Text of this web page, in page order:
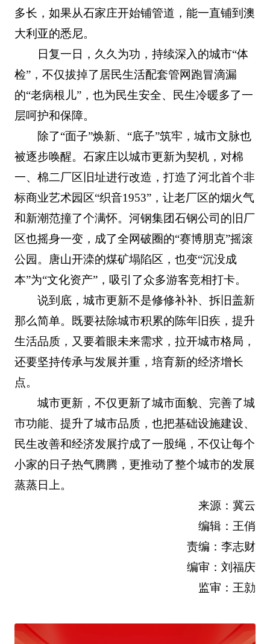
多长，如果从石家庄开始铺管道，能一直铺到澳
大利亚的悉尼。
日复一日，久久为功，持续深入的城市“体
检”，不仅拔掉了居民生活配套管网跑冒滴漏
的“老病根儿”，也为民生安全、民生冷暖多了一
层呵护和保障。
除了“面子”焕新、“底子”筑牢，城市文脉也
被逐步唤醒。石家庄以城市更新为契机，对棉
一、棉二厂区旧址进行改造，打造了河北首个非
标商业艺术园区“织音1953”，让老厂区的烟火气
和新潮范撞了个满怀。河钢集团石钢公司的旧厂
区也摇身一变，成了全网破圈的“赛博朋克”摇滚
公园。唐山开滦的煤矿塌陷区，也变“沉没成
本”为“文化资产”，吸引了众多游客竞相打卡。
说到底，城市更新不是修修补补、拆旧盖新
那么简单。既要祛除城市积累的陈年旧疾，提升
生活品质，又要着眼未来需求，拉开城市格局，
还要坚持传承与发展并重，培育新的经济增长
点。
城市更新，不仅更新了城市面貌、完善了城
市功能、提升了城市品质，也把基础设施建设、
民生改善和经济发展拧成了一股绳，不仅让每个
小家的日子热气腾腾，更推动了整个城市的发展
蒸蒸日上。
来源：冀云
编辑：王俏
责编：李志财
编审：刘福庆
监审：王勍